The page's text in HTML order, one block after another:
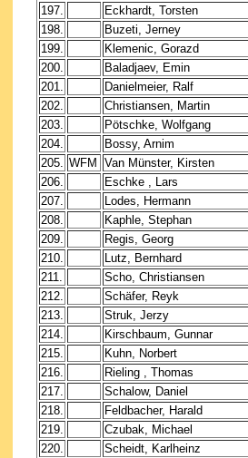
197.
Eckhardt, Torsten
198.
Buzeti, Jerney
199.
Klemenic, Gorazd
200.
Baladjaev, Emin
201.
Danielmeier, Ralf
202.
Christiansen, Martin
203.
Pötschke, Wolfgang
204.
Bossy, Arnim
205. WFM
Van Münster, Kirsten
206.
Eschke , Lars
207.
Lodes, Hermann
208.
Kaphle, Stephan
209.
Regis, Georg
210.
Lutz, Bernhard
211.
Scho, Christiansen
212.
Schäfer, Reyk
213.
Struk, Jerzy
214.
Kirschbaum, Gunnar
215.
Kuhn, Norbert
216.
Rieling , Thomas
217.
Schalow, Daniel
218.
Feldbacher, Harald
219.
Czubak, Michael
220.
Scheidt, Karlheinz